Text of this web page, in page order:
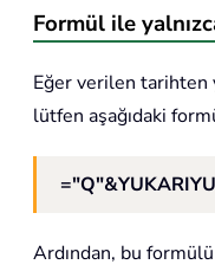
Formül ile
Eğer verilen tarihten
lütfen aşağıdaki
Ardından, bu